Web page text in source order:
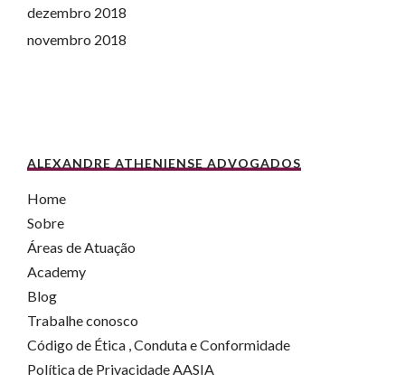
dezembro 2018
novembro 2018
ALEXANDRE ATHENIENSE ADVOGADOS
Home
Sobre
Áreas de Atuação
Academy
Blog
Trabalhe conosco
Código de Ética , Conduta e Conformidade
Política de Privacidade AASIA